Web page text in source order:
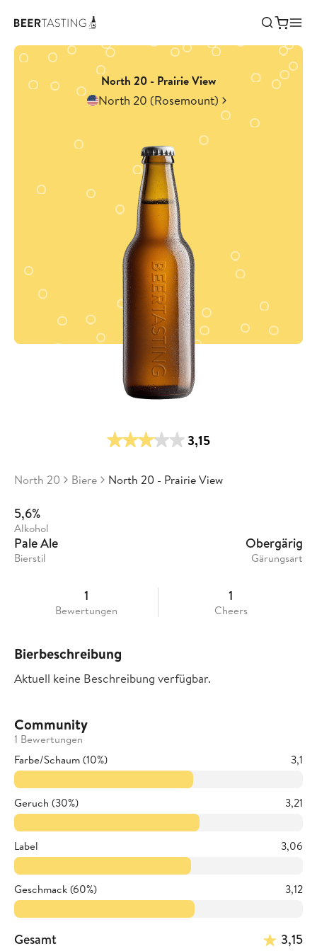
North 20 - Prairie View
North 20 (Rosemount)
3,15
North 20 Biere North 20 - Prairie View
5,6%
Alkohol
Pale Ale
Bierstil
Obergärig
Gärungsart
1
Bewertungen
1
Cheers
Bierbeschreibung
Aktuell keine Beschreibung verfügbar.
Community
1 Bewertungen
Farbe/Schaum (10%)
3,1
Geruch (30%) 3,21
Label 3,06
Geschmack (60%) 3,12
Gesamt 3,15